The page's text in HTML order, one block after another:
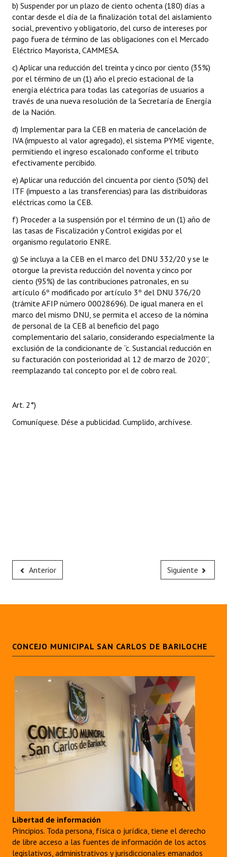
b) Suspender por un plazo de ciento ochenta (180) días a
contar desde el día de la finalización total del aislamiento
social, preventivo y obligatorio, del curso de intereses por
pago fuera de término de las obligaciones con el Mercado
Eléctrico Mayorista, CAMMESA.
c) Aplicar una reducción del treinta y cinco por ciento (35%)
por el término de un (1) año el precio estacional de la
energía eléctrica para todas las categorías de usuarios a
través de una nueva resolución de la Secretaría de Energía
de la Nación.
d) Implementar para la CEB en materia de cancelación de
IVA (impuesto al valor agregado), el sistema PYME vigente,
permitiendo el ingreso escalonado conforme el tributo
efectivamente percibido.
e) Aplicar una reducción del cincuenta por ciento (50%) del
ITF (impuesto a las transferencias) para las distribuidoras
eléctricas como la CEB.
f) Proceder a la suspensión por el término de un (1) año de
las tasas de Fiscalización y Control exigidas por el
organismo regulatorio ENRE.
g) Se incluya a la CEB en el marco del DNU 332/20 y se le
otorgue la prevista reducción del noventa y cinco por
ciento (95%) de las contribuciones patronales, en su
artículo 6º modificado por artículo 3º del DNU 376/20
(trámite AFIP número 00028696). De igual manera en el
marco del mismo DNU, se permita el acceso de la nómina
de personal de la CEB al beneficio del pago
complementario del salario, considerando especialmente la
exclusión de la condicionante de “c. Sustancial reducción en
su facturación con posterioridad al 12 de marzo de 2020”,
reemplazando tal concepto por el de cobro real.
Art. 2°)
Comuníquese. Dése a publicidad. Cumplido, archívese.
Anterior Siguiente
CONCEJO MUNICIPAL SAN CARLOS DE BARILOCHE
Libertad de información
Principios. Toda persona, física o jurídica, tiene el derecho
de libre acceso a las fuentes de información de los actos
legislativos, administrativos y jurisdiccionales emanados